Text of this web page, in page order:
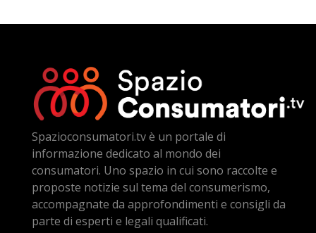
Spazioconsumatori.tv è un portale di
informazione dedicato al mondo dei
consumatori. Uno spazio in cui sono raccolte e
proposte notizie sul tema del consumerismo,
accompagnate da approfondimenti e consigli da
parte di esperti e legali qualificati.